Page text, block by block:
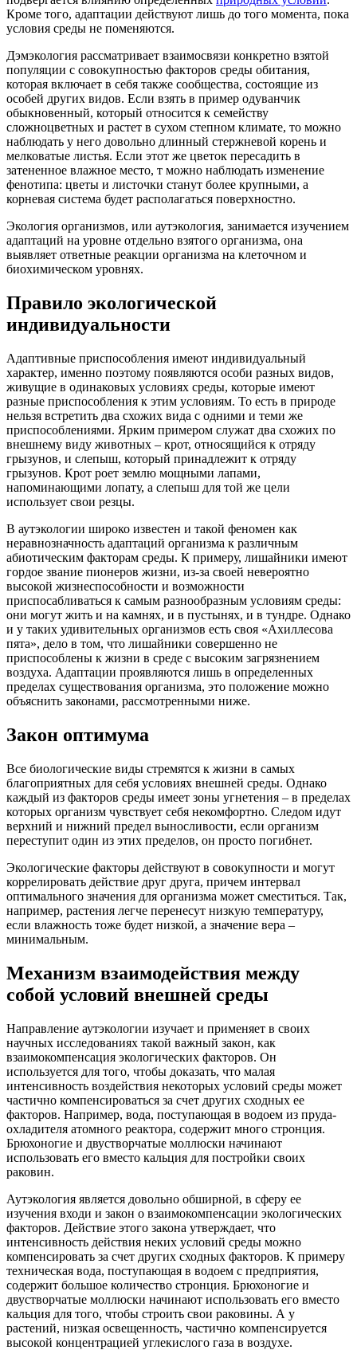
Кроме того, адаптации действуют лишь до того момента, пока
условия среды не поменяются.
Дэмэкология рассматривает взаимосвязи конкретно взятой
популяции с совокупностью факторов среды обитания,
которая включает в себя также сообщества, состоящие из
особей других видов. Если взять в пример одуванчик
обыкновенный, который относится к семейству
сложноцветных и растет в сухом степном климате, то можно
наблюдать у него довольно длинный стержневой корень и
мелковатые листья. Если этот же цветок пересадить в
затененное влажное место, т можно наблюдать изменение
фенотипа: цветы и листочки станут более крупными, а
корневая система будет располагаться поверхностно.
Экология организмов, или аутэкология, занимается изучением
адаптаций на уровне отдельно взятого организма, она
выявляет ответные реакции организма на клеточном и
биохимическом уровнях.
Правило экологической
индивидуальности
Адаптивные приспособления имеют индивидуальный
характер, именно поэтому появляются особи разных видов,
живущие в одинаковых условиях среды, которые имеют
разные приспособления к этим условиям. То есть в природе
нельзя встретить два схожих вида с одними и теми же
приспособлениями. Ярким примером служат два схожих по
внешнему виду животных – крот, относящийся к отряду
грызунов, и слепыш, который принадлежит к отряду
грызунов. Крот роет землю мощными лапами,
напоминающими лопату, а слепыш для той же цели
использует свои резцы.
В аутэкологии широко известен и такой феномен как
неравнозначность адаптаций организма к различным
абиотическим факторам среды. К примеру, лишайники имеют
гордое звание пионеров жизни, из-за своей невероятно
высокой жизнеспособности и возможности
приспосабливаться к самым разнообразным условиям среды:
они могут жить и на камнях, и в пустынях, и в тундре. Однако
и у таких удивительных организмов есть своя «Ахиллесова
пята», дело в том, что лишайники совершенно не
приспособлены к жизни в среде с высоким загрязнением
воздуха. Адаптации проявляются лишь в определенных
пределах существования организма, это положение можно
объяснить законами, рассмотренными ниже.
Закон оптимума
Все биологические виды стремятся к жизни в самых
благоприятных для себя условиях внешней среды. Однако
каждый из факторов среды имеет зоны угнетения – в пределах
которых организм чувствует себя некомфортно. Следом идут
верхний и нижний предел выносливости, если организм
переступит один из этих пределов, он просто погибнет.
Экологические факторы действуют в совокупности и могут
коррелировать действие друг друга, причем интервал
оптимального значения для организма может сместиться. Так,
например, растения легче перенесут низкую температуру,
если влажность тоже будет низкой, а значение вера –
минимальным.
Механизм взаимодействия между
собой условий внешней среды
Направление аутэкологии изучает и применяет в своих
научных исследованиях такой важный закон, как
взаимокомпенсация экологических факторов. Он
используется для того, чтобы доказать, что малая
интенсивность воздействия некоторых условий среды может
частично компенсироваться за счет других сходных ее
факторов. Например, вода, поступающая в водоем из пруда-
охладителя атомного реактора, содержит много стронция.
Брюхоногие и двустворчатые моллюски начинают
использовать его вместо кальция для постройки своих
раковин.
Аутэкология является довольно обширной, в сферу ее
изучения входи и закон о взаимокомпенсации экологических
факторов. Действие этого закона утверждает, что
интенсивность действия неких условий среды можно
компенсировать за счет других сходных факторов. К примеру
техническая вода, поступающая в водоем с предприятия,
содержит большое количество стронция. Брюхоногие и
двустворчатые моллюски начинают использовать его вместо
кальция для того, чтобы строить свои раковины. А у
растений, низкая освещенность, частично компенсируется
высокой концентрацией углекислого газа в воздухе.